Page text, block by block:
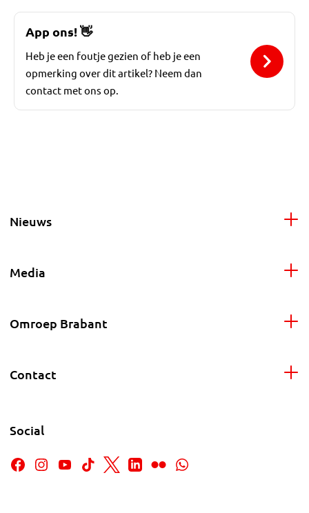
App ons!👋
Heb je een foutje gezien of heb je een
opmerking over dit artikel? Neem dan
contact met ons op.
Nieuws
Media
Omroep Brabant
Contact
Social